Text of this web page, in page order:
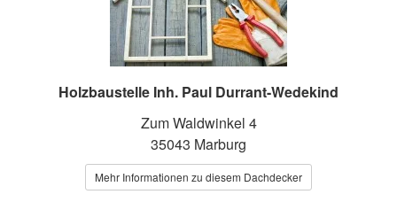
Holzbaustelle Inh. Paul Durrant-Wedekind
Zum Waldwinkel 4
35043 Marburg
Mehr Informationen zu diesem Dachdecker